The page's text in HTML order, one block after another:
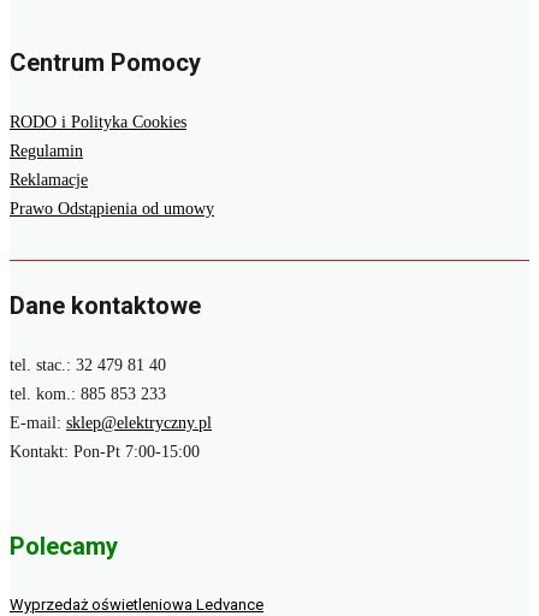
Centrum Pomocy
RODO i Polityka Cookies
Regulamin
Reklamacje
Prawo Odstąpienia od umowy
Dane kontaktowe
tel. stac.: 32 479 81 40
tel. kom.: 885 853 233
E-mail: sklep@elektryczny.pl
Kontakt: Pon-Pt 7:00-15:00
Polecamy
Wyprzedaż oświetleniowa Ledvance